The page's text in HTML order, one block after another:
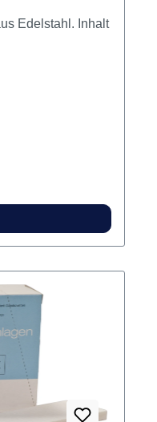
Edelstahl. Inhalt